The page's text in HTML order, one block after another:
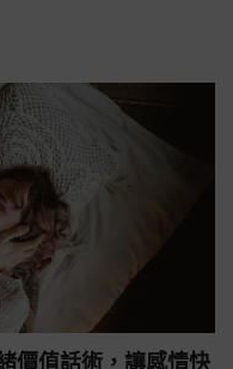
價值話術，讓感情快